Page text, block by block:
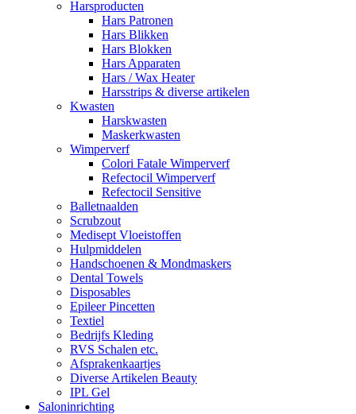
Harsproducten
Hars Patronen
Hars Blikken
Hars Blokken
Hars Apparaten
Hars / Wax Heater
Harsstrips & diverse artikelen
Kwasten
Harskwasten
Maskerkwasten
Wimperverf
Colori Fatale Wimperverf
Refectocil Wimperverf
Refectocil Sensitive
Balletnaalden
Scrubzout
Medisept Vloeistoffen
Hulpmiddelen
Handschoenen & Mondmaskers
Dental Towels
Disposables
Epileer Pincetten
Textiel
Bedrijfs Kleding
RVS Schalen etc.
Afsprakenkaartjes
Diverse Artikelen Beauty
IPL Gel
Saloninrichting